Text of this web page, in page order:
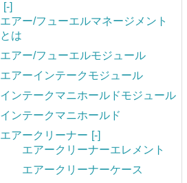
[-]
エアー/フューエルマネージメント
とは
エアー/フューエルモジュール
エアーインテークモジュール
インテークマニホールドモジュール
インテークマニホールド
エアークリーナー [-]
エアークリーナーエレメント
エアークリーナーケース